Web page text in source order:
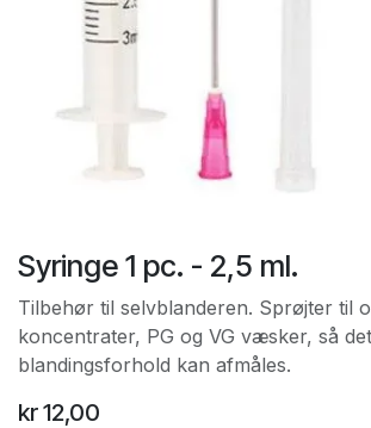
Syringe 1 pc. - 2,5 ml.
Tilbehør til selvblanderen. Sprøjter til
koncentrater, PG og VG væsker, så
blandingsforhold kan afmåles.
kr12,00